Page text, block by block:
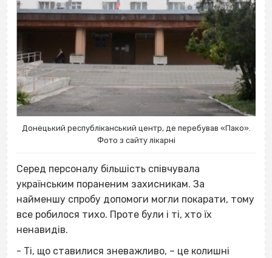
Донецький республіканський центр, де перебував «Пако».
Фото з сайту лікарні
Серед персоналу більшість співчувала
українським пораненим захисникам. За
найменшу спробу допомоги могли покарати, тому
все робилося тихо. Проте були і ті, хто їх
ненавидів.
- Ті, що ставилися зневажливо, – це колишні